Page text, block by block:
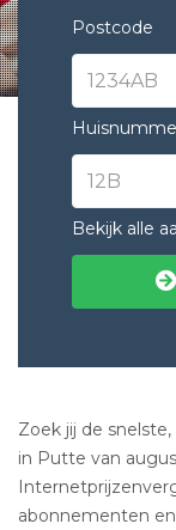
Postcode
Bekijk alle
Zoek jij de
in Putte van
abonnementen